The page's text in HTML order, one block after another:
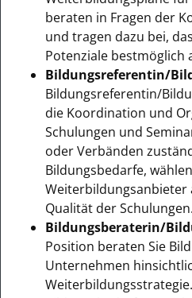
beraten in Fragen der
und tragen dazu bei,
Potenziale bestmöglich
Bildungsreferentin/
Bildungsreferentin/
die Koordination und
Schulungen und
oder Verbänden
Bildungsbedarfe,
Weiterbildungsanbieter
Qualität der Schulungen.
Bildungsberaterin/
Position beraten Sie
Unternehmen